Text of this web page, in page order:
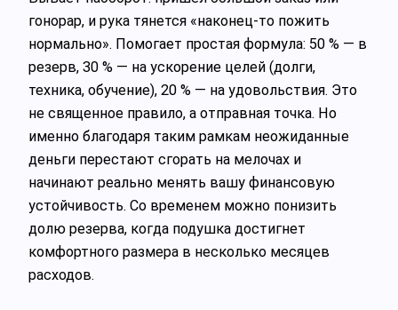
гонорар, и рука тянется «наконец‑то пожить
нормально». Помогает простая формула: 50 % — в
резерв, 30 % — на ускорение целей (долги,
техника, обучение), 20 % — на удовольствия. Это
не священное правило, а отправная точка. Но
именно благодаря таким рамкам неожиданные
деньги перестают сгорать на мелочах и
начинают реально менять вашу финансовую
устойчивость. Со временем можно понизить
долю резерва, когда подушка достигнет
комфортного размера в несколько месяцев
расходов.